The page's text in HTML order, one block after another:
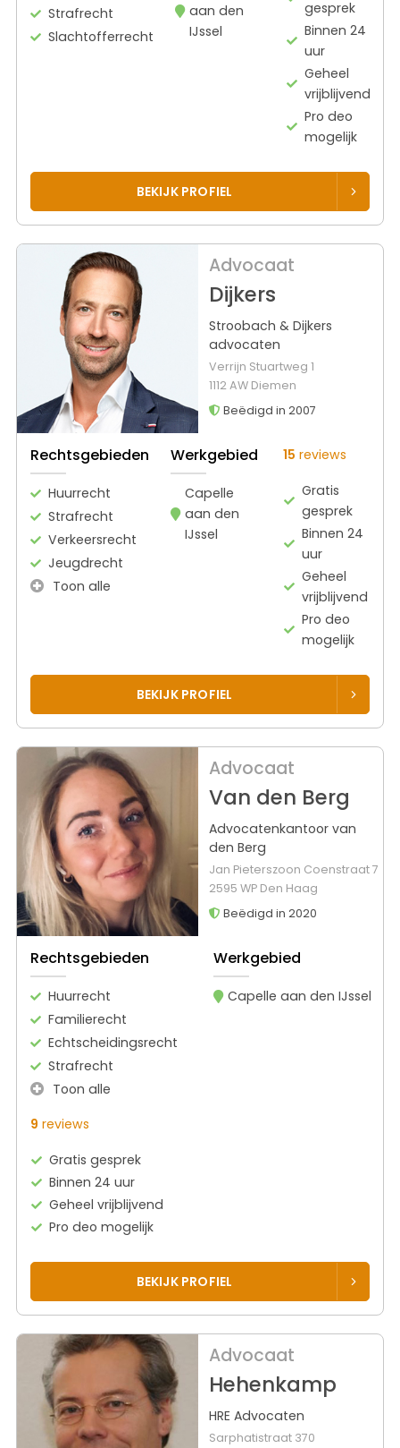
Strafrecht
Slachtofferrecht
aan den
IJssel
gesprek
Binnen 24
uur
Geheel
vrijblijvend
Pro deo
mogelijk
BEKIJK PROFIEL
Advocaat
Dijkers
Stroobach & Dijkers
advocaten
Verrijn Stuartweg 1
1112 AW Diemen
Beëdigd in 2007
Rechtsgebieden
Huurrecht
Strafrecht
Verkeersrecht
Jeugdrecht
Toon alle
Werkgebied
Capelle
aan den
IJssel
15 reviews
Gratis
gesprek
Binnen 24
uur
Geheel
vrijblijvend
Pro deo
mogelijk
BEKIJK PROFIEL
Advocaat
Van den Berg
Advocatenkantoor van
den Berg
Jan Pieterszoon Coenstraat 7
2595 WP Den Haag
Beëdigd in 2020
Rechtsgebieden
Huurrecht
Familierecht
Echtscheidingsrecht
Strafrecht
Toon alle
Werkgebied
Capelle aan den IJssel
9 reviews
Gratis gesprek
Binnen 24 uur
Geheel vrijblijvend
Pro deo mogelijk
BEKIJK PROFIEL
Advocaat
Hehenkamp
HRE Advocaten
Sarphatistraat 370